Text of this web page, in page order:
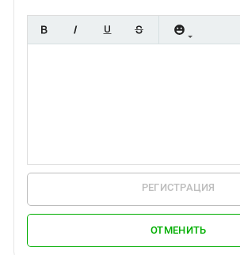
РЕГИСТРАЦИЯ
ОТМЕНИТЬ